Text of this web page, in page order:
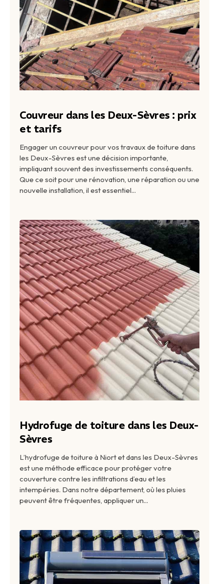
Couvreur dans les Deux-Sèvres : prix
et tarifs
Engager un couvreur pour vos travaux de toiture dans
les Deux-Sèvres est une décision importante,
impliquant souvent des investissements conséquents.
Que ce soit pour une rénovation, une réparation ou une
nouvelle installation, il est essentiel
Hydrofuge de toiture dans les Deux-
Sèvres
L’hydrofuge de toiture à Niort et dans les Deux-Sèvres
est une méthode efficace pour protéger votre
couverture contre les infiltrations d’eau et les
intempéries. Dans notre département, où les pluies
peuvent être fréquentes, appliquer un